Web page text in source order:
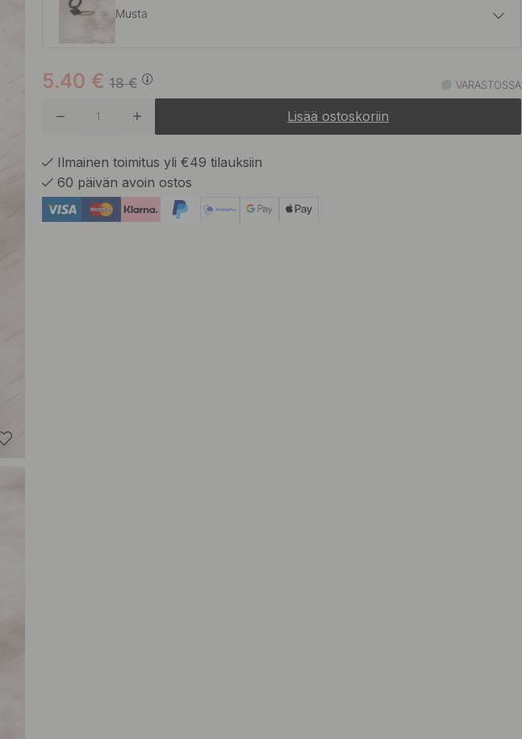
Musta
Greige
Varastossa
18€
5.40 € VARASTOSSA
Lisää ostoskoriin
Ilmainen toimitus yli €49 tilauksiin
60 päivän avoin ostos